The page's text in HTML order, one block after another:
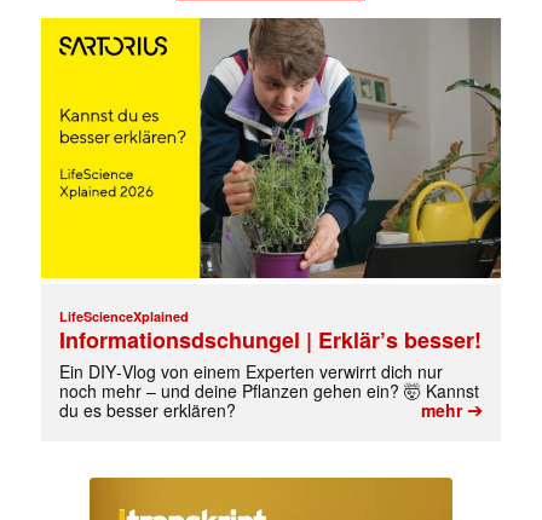
LifeScienceXplained
Informationsdschungel | Erklär’s besser!
Ein DIY‑Vlog von einem Experten verwirrt dich nur
noch mehr – und deine Pflanzen gehen ein? 🤯 Kannst
du es besser erklären?
mehr➔